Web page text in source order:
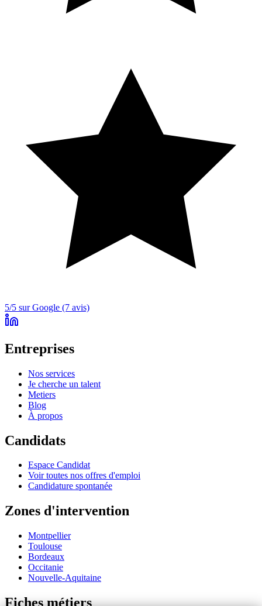
5/5 sur Google (7 avis)
Entreprises
Nos services
Je cherche un talent
Metiers
Blog
À propos
Candidats
Espace Candidat
Voir toutes nos offres d'emploi
Candidature spontanée
Zones d'intervention
Montpellier
Toulouse
Bordeaux
Occitanie
Nouvelle-Aquitaine
Fiches métiers